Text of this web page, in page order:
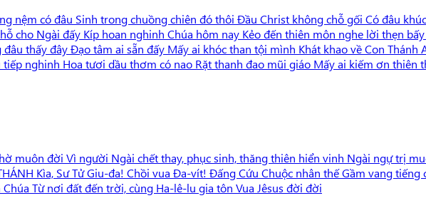
nệm có đâu Sinh trong chuồng chiên đó thôi Đầu Christ không chỗ gối Có đâu
cho Ngài đấy Kíp hoan nghinh Chúa hôm nay Kẻo đến thiên môn nghe lời thẹn
thấy đây Đạo tâm ai sẵn đấy Mấy ai khóc than tội mình Khát khao về Con
nghinh Hoa tươi dầu thơm có nao Rặt thanh đao mũi giáo Mấy ai kiếm ơn thiên
muôn đời Vì người Ngài chết thay, phục sinh, thăng thiên hiển vinh Ngài ngự trị
Kìa, Sư Tử Giu-đa! Chồi vua Đa-vít! Đấng Cứu Chuộc nhân thế Gầm vang
Từ nơi đất đến trời, cùng Ha-lê-lu gia tôn Vua Jêsus đời đời